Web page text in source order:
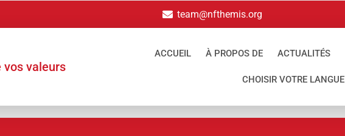
team@nfthemis.org
vos valeurs
ACCUEIL À PROPOS DE ACTUALITÉS
CHOISIR VOTRE LANGUE